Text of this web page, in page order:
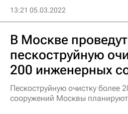
13:21 05.03.2022
В Москве проведут
пескоструйную
200 инженерных
Пескоструйную очистку более
сооружений Москвы